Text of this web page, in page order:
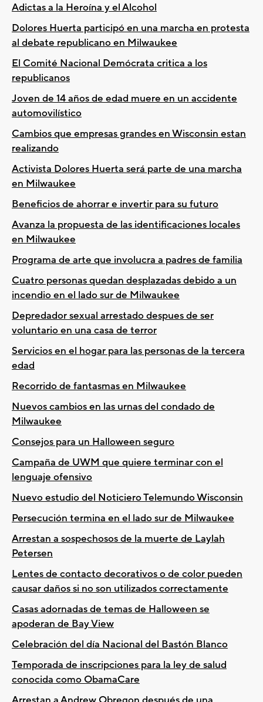
Adictas a la Heroína y el Alcohol
Dolores Huerta participó en una marcha en protesta
al debate republicano en Milwaukee
El Comité Nacional Demócrata critica a los
republicanos
Joven de 14 años de edad muere en un accidente
automovilístico
Cambios que empresas grandes en Wisconsin estan
realizando
Activista Dolores Huerta será parte de una marcha
en Milwaukee
Beneficios de ahorrar e invertir para su futuro
Avanza la propuesta de las identificaciones locales
en Milwaukee
Programa de arte que involucra a padres de familia
Cuatro personas quedan desplazadas debido a un
incendio en el lado sur de Milwaukee
Depredador sexual arrestado despues de ser
voluntario en una casa de terror
Servicios en el hogar para las personas de la tercera
edad
Recorrido de fantasmas en Milwaukee
Nuevos cambios en las urnas del condado de
Milwaukee
Consejos para un Halloween seguro
Campaña de UWM que quiere terminar con el
lenguaje ofensivo
Nuevo estudio del Noticiero Telemundo Wisconsin
Persecución termina en el lado sur de Milwaukee
Arrestan a sospechosos de la muerte de Laylah
Petersen
Lentes de contacto decorativos o de color pueden
causar daños si no son utilizados correctamente
Casas adornadas de temas de Halloween se
apoderan de Bay View
Celebración del día Nacional del Bastón Blanco
Temporada de inscripciones para la ley de salud
conocida como ObamaCare